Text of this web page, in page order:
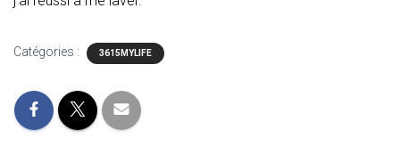
Catégories : 3615MYLIFE